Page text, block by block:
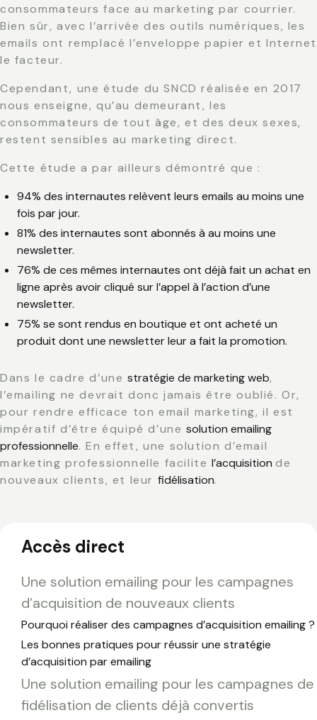
consommateurs face au marketing par courrier.
Bien sûr, avec l’arrivée des outils numériques, les
emails ont remplacé l’enveloppe papier et Internet
le facteur.
Cependant, une étude du SNCD réalisée en 2017
nous enseigne, qu’au demeurant, les
consommateurs de tout âge, et des deux sexes,
restent sensibles au marketing direct.
Cette étude a par ailleurs démontré que :
94% des internautes relèvent leurs emails au moins une
fois par jour.
81% des internautes sont abonnés à au moins une
newsletter.
76% de ces mêmes internautes ont déjà fait un achat en
ligne après avoir cliqué sur l’appel à l’action d’une
newsletter.
75% se sont rendus en boutique et ont acheté un
produit dont une newsletter leur a fait la promotion.
Dans le cadre d’une stratégie de marketing web,
l’emailing ne devrait donc jamais être oublié. Or,
pour rendre efficace ton email marketing, il est
impératif d’être équipé d’unesolution emailing
professionnelle. En effet, une solution d’email
marketing professionnelle facilitel’acquisitionde
nouveaux clients, et leur fidélisation.
Accès direct
Une solution emailing pour les campagnes
d’acquisition de nouveaux clients
Pourquoi réaliser des campagnes d’acquisition emailing ?
Les bonnes pratiques pour réussir une stratégie
d’acquisition par emailing
Une solution emailing pour les campagnes de
fidélisation de clients déjà convertis